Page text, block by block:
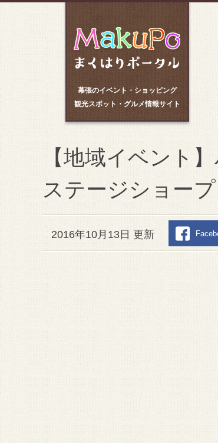
幕張のイベント・ショッピング
観光スポット・グルメ情報サイト
【地域イベント
ステージショー
2016年10月13日 更新